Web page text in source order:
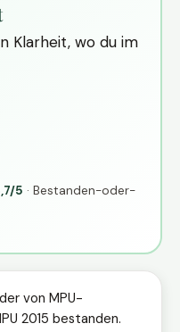
Klarheit, wo du im
5 · Bestanden-oder-
von MPU-
2015 bestanden.